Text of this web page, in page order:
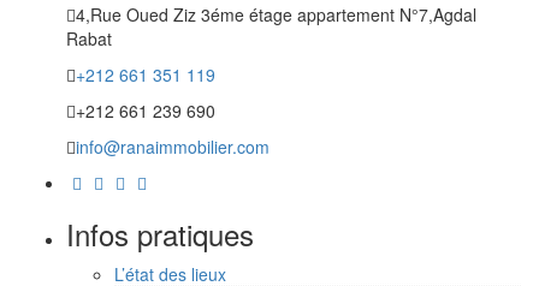
4,Rue Oued Ziz 3éme étage appartement N°7,Agdal
Rabat
+212 661 351 119
+212 661 239 690
info@ranaimmobilier.com
Infos pratiques
L’état des lieux